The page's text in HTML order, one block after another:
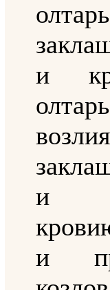
и
олтарь
и
и